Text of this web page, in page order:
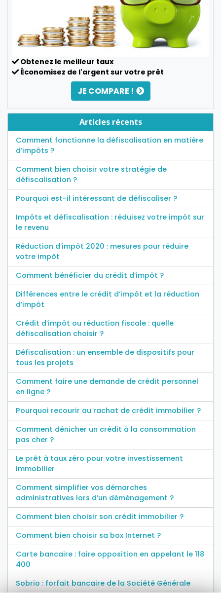
Obtenez le meilleur taux
Économisez de l'argent sur votre prêt
JE COMPARE !
Articles récents
Comment fonctionne la défiscalisation en matière
d’impôts ?
Comment bien choisir votre stratégie de
défiscalisation ?
Pourquoi est-il intéressant de défiscaliser ?
Impôts et défiscalisation : réduisez votre impôt sur
le revenu
Réduction d’impôt 2020 : mesures pour réduire
votre impôt
Comment bénéficier du crédit d’impôt ?
Différences entre le crédit d’impôt et la réduction
d’impôt
Crédit d’impôt ou réduction fiscale : quelle
défiscalisation choisir ?
Défiscalisation : un ensemble de dispositifs pour
tous les projets
Comment faire une demande de crédit personnel
en ligne ?
Pourquoi recourir au rachat de crédit immobilier ?
Comment dénicher un crédit à la consommation
pas cher ?
Le prêt à taux zéro pour votre investissement
immobilier
Comment simplifier vos démarches
administratives lors d’un déménagement ?
Comment bien choisir son crédit immobilier ?
Comment bien choisir sa box Internet ?
Carte bancaire : faire opposition en appelant le 118
400
Sobrio : forfait bancaire de la Société Générale